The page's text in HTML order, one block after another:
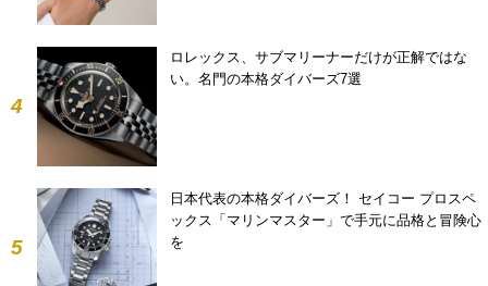
4
ロレックス、サブマリーナーだけが正解ではな
い。名門の本格ダイバーズ7選
5
日本代表の本格ダイバーズ！ セイコー プロスペ
ックス「マリンマスター」で手元に品格と冒険心
を